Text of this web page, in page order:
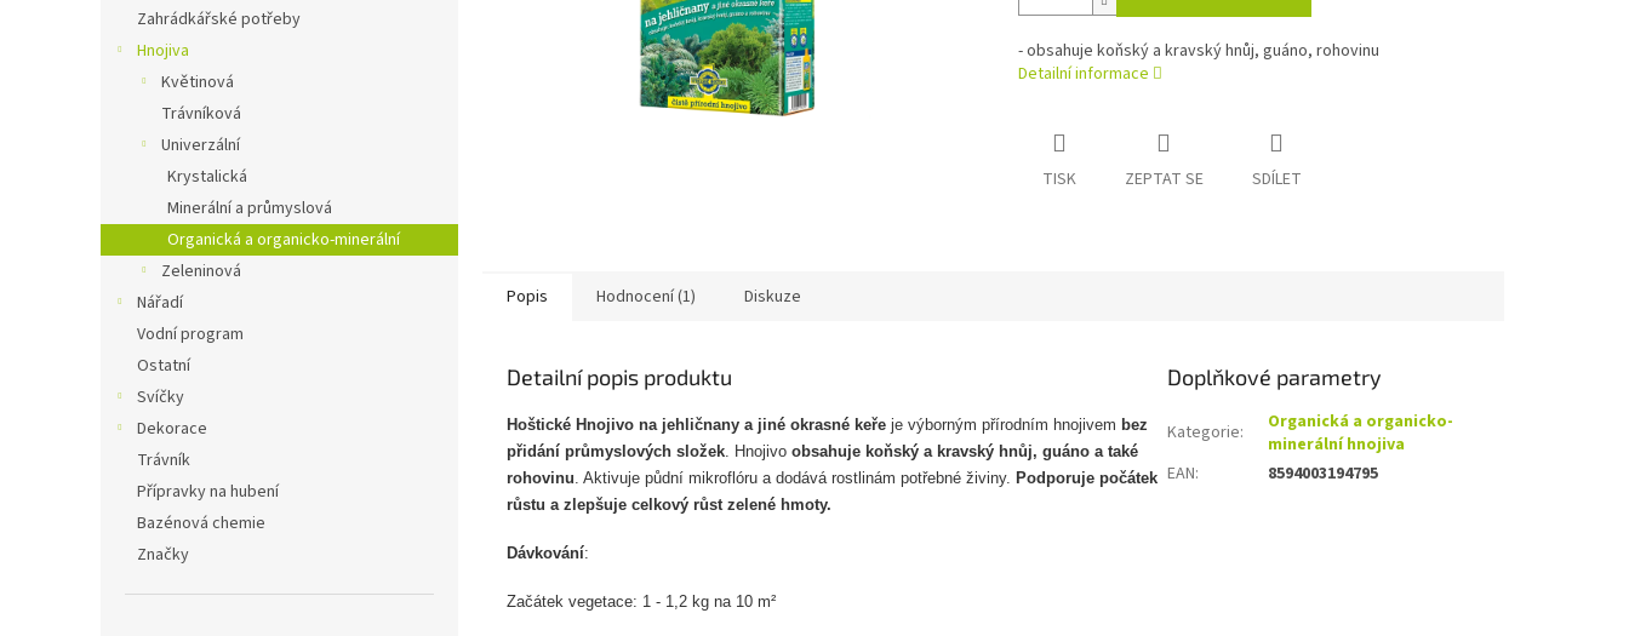
Zahrádkářské potřeby
Hnojiva
Květinová
Trávníková
Univerzální
Krystalická
Minerální a průmyslová
Organická a organicko-minerální
Zeleninová
Nářadí
Vodní program
Ostatní
Svíčky
Dekorace
Trávník
Přípravky na hubení
Bazénová chemie
Značky
- obsahuje koňský a kravský hnůj, guáno, rohovinu
Detailní informace
TISK ZEPTAT SE SDÍLET
Popis Hodnocení (1) Diskuze
Detailní popis produktu
Hoštické Hnojivo na jehličnany a jiné okrasné keře je výborným přírodním hnojivem bez
přidání průmyslových složek . Hnojivo obsahuje koňský a kravský hnůj, guáno a také
rohovinu . Aktivuje půdní mikroflóru a dodává rostlinám potřebné živiny. Podporuje počátek
růstu a zlepšuje celkový růst zelené hmoty.
Dávkování:
Začátek vegetace: 1 - 1,2 kg na 10 m²
Doplňkové parametry
Kategorie:
Organická a organicko-
minerální hnojiva
EAN: 8594003194795